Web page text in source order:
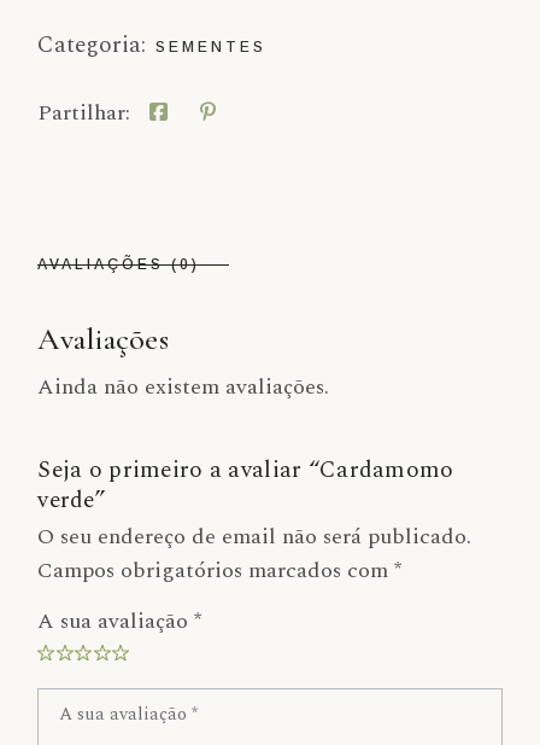
Categoria: SEMENTES
Partilhar:
AVALIAÇÕES (0)
Avaliações
Ainda não existem avaliações.
Seja o primeiro a avaliar “Cardamomo
verde”
O seu endereço de email não será publicado.
Campos obrigatórios marcados com*
A sua avaliação*